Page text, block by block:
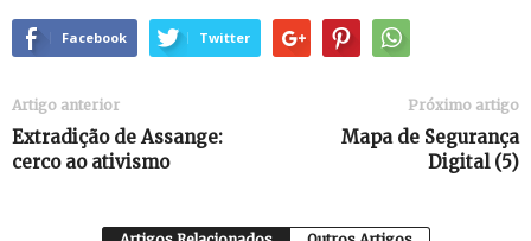
Facebook Twitter
Artigo anterior
Extradição de Assange:
cerco ao ativismo
Próximo artigo
Mapa de Segurança
Digital (5)